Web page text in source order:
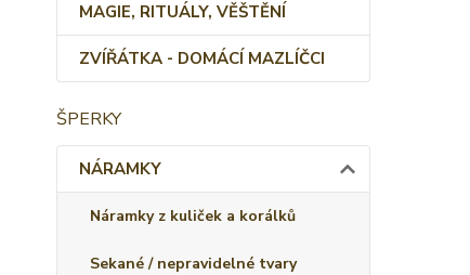
MAGIE, RITUÁLY, VĚŠTĚNÍ
ZVÍŘÁTKA - DOMÁCÍ MAZLÍČCI
ŠPERKY
NÁRAMKY
Náramky z kuliček a korálků
Sekané / nepravidelné tvary